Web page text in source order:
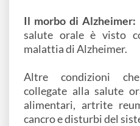
Il morbo di Alzheimer:
salute orale è visto
malattia di Alzheimer.
Altre condizioni
collegate alla salute
alimentari, artrite
cancro e disturbi del